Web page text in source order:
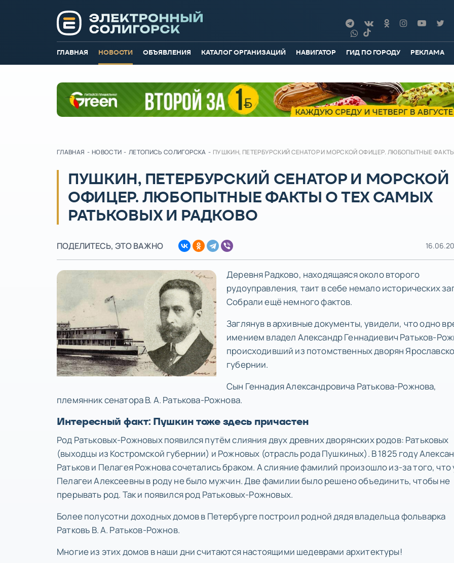
ГЛАВНАЯ НОВОСТИ ОБЪЯВЛЕНИЯ КАТАЛОГ ОРГАНИЗАЦИЙ НАВИГАТОР ГИД ПО ГОРОДУ РЕКЛАМА
ГЛАВНАЯ - НОВОСТИ - ЛЕТОПИСЬ СОЛИГОРСКА - ПУШКИН, ПЕТЕРБУРСКИЙ СЕНАТОР И МОРСКОЙ ОФИЦЕР. ЛЮБОПЫТНЫЕ
ПУШКИН, ПЕТЕРБУРСКИЙ СЕНАТОР И МОРСКОЙ
ОФИЦЕР. ЛЮБОПЫТНЫЕ ФАКТЫ О ТЕХ САМЫХ
РАТЬКОВЫХ И РАДКОВО
ПОДЕЛИТЕСЬ, ЭТО ВАЖНО
Деревня Радково, находящаяся около второго
рудоуправления, таит в себе немало исторических
Собрали ещё немного фактов.
Заглянув в архивные документы, увидели, что одно
имением владел Александр Геннадиевич Ратьков-
происходивший из потомственных дворян
губернии.
Сын Геннадия Александровича Ратькова-Рожнова,
племянник сенатора В. А. Ратькова-Рожнова.
Интересный факт: Пушкин тоже здесь причастен
Род Ратьковых-Рожновых появился путём слияния двух древних дворянских родов: Ратьковых
(выходцы из Костромской губернии) и Рожновых (отрасль рода Пушкиных). В 1825 году
Ратьков и Пелагея Рожнова сочетались браком. А слияние фамилий произошло из-за того, что
Пелагеи Алексеевны в роду не было мужчин. Две фамилии было решено объединить, чтобы не
прерывать род. Так и появился род Ратьковых-Рожновых.
Более полусотни доходных домов в Петербурге построил родной дядя владельца фольварка
Ратковъ В. А. Ратьков-Рожнов.
Многие из этих домов в наши дни считаются настоящими шедеврами архитектуры!